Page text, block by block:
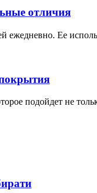
отличия
ежедневно. Ее
подойдет не